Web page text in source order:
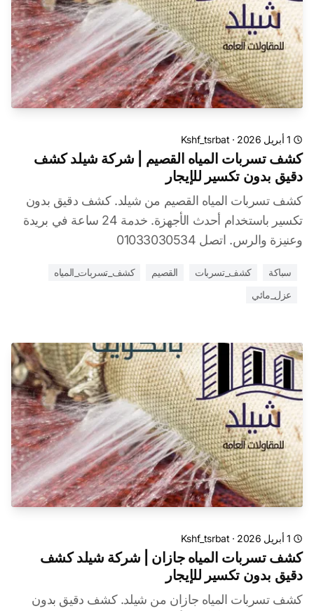
1 أبريل 2026 ·
Kshf_tsrbat
كشف تسربات المياه القصيم | شركة شيلد كشف
دقيق بدون تكسير للإيجار
كشف تسربات المياه القصيم من شيلد. كشف دقيق بدون
تكسير باستخدام أحدث الأجهزة. خدمة 24 ساعة في بريدة
وعنيزة والرس. اتصل 01033030534
سباكة كشف_تسربات القصيم
كشف_تسربات_المياه
عزل_مائي
1 أبريل 2026 ·
Kshf_tsrbat
كشف تسربات المياه جازان | شركة شيلد كشف
دقيق بدون تكسير للإيجار
كشف تسربات المياه جازان من شيلد. كشف دقيق بدون